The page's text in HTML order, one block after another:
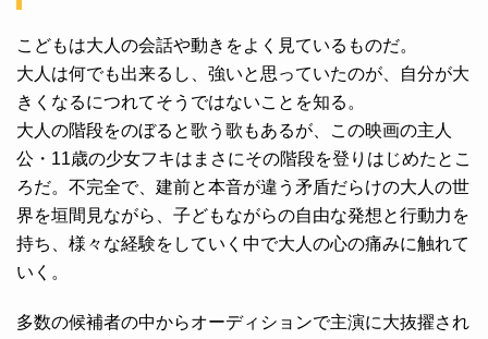
こどもは大人の会話や動きをよく見ているものだ。
大人は何でも出来るし、強いと思っていたのが、自分が大
きくなるにつれてそうではないことを知る。
大人の階段をのぼると歌う歌もあるが、この映画の主人
公・11歳の少女フキはまさにその階段を登りはじめたとこ
ろだ。不完全で、建前と本音が違う矛盾だらけの大人の世
界を垣間見ながら、子どもながらの自由な発想と行動力を
持ち、様々な経験をしていく中で大人の心の痛みに触れて
いく。
多数の候補者の中からオーディションで主演に大抜擢され